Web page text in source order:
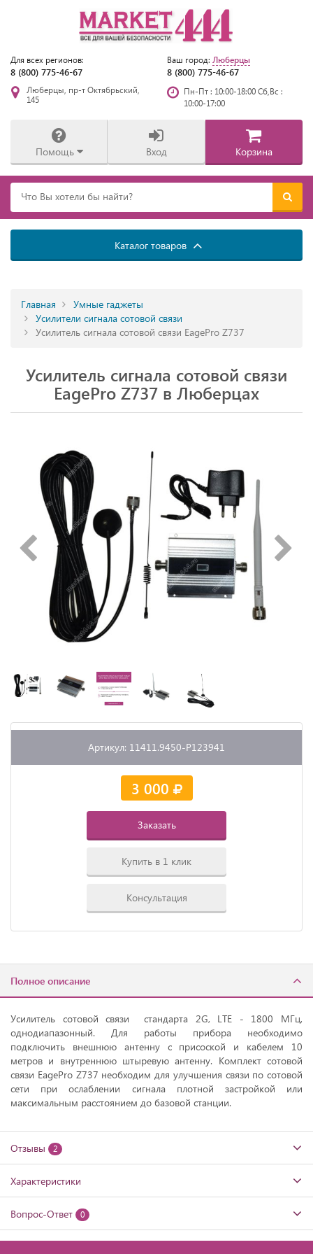
Для всех регионов:
8 (800) 775-46-67
Ваш город: Люберцы
8 (800) 775-46-67
Люберцы, пр-т Октябрьский,
145
Пн-Пт : 10:00-18:00 Сб,Вс :
10:00-17:00
Помощь Вход Корзина
Каталог товаров
Главная
Умные гаджеты
Усилители сигнала сотовой связи
Усилитель сигнала сотовой связи EagePro Z737
Усилитель сигнала сотовой связи
EagePro Z737 в Люберцах
Артикул: 11411.9450-P123941
3 000
Заказать
Купить в 1 клик
Консультация
Полное описание
Усилитель сотовой связи стандарта 2G, LTE - 1800 МГц,
однодиапазонный. Для работы прибора необходимо
подключить внешнюю антенну с присоской и кабелем 10
метров и внутреннюю штыревую антенну. Комплект сотовой
связи EagePro Z737 необходим для улучшения связи по сотовой
сети при ослаблении сигнала плотной застройкой или
максимальным расстоянием до базовой станции.
Отзывы 2
Характеристики
Вопрос-Ответ 0